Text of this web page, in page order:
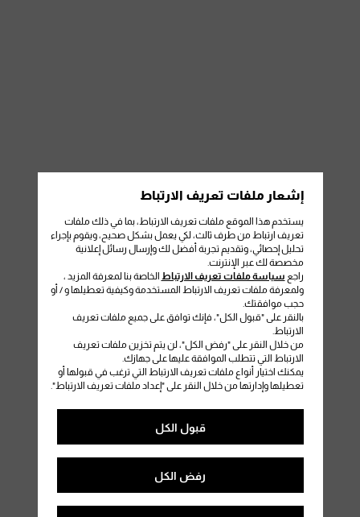
إشعار ملفات تعريف الارتباط
يستخدم هذا الموقع ملفات تعريف الارتباط، بما في ذلك ملفات
تعريف ارتباط من طرف ثالث، لكي يعمل بشكل صحيح، ويقوم بإجراء
تحليل إحصائي، وتقديم تجربة أفضل لك وإرسال رسائل إعلانية
مخصصة لك عبر الإنترنت.
راجع سياسة ملفات تعريف الارتباط الخاصة بنا لمعرفة المزيد ،
ولمعرفة ملفات تعريف الارتباط المستخدمة وكيفية تعطيلها و / أو
حجب موافقتك.
بالنقر على "قبول الكل"، فإنك توافق على جميع ملفات تعريف
الارتباط.
من خلال النقر على "رفض الكل"، لن يتم تخزين ملفات تعريف
الارتباط التي تتطلب الموافقة عليها على جهازك.
يمكنك اختيار أنواع ملفات تعريف الارتباط التي ترغب في قبولها أو
تعطيلها وإدارتها من خلال النقر على "إعداد ملفات تعريف الارتباط".
قبول الكل
رفض الكل